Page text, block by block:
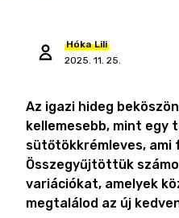
Hóka Lili
2025. 11. 25.
Az igazi hideg
kellemesebb, mint egy
sütőtökkrémleves, ami
Összegyűjtöttük
variációkat, amelyek
megtalálod az új